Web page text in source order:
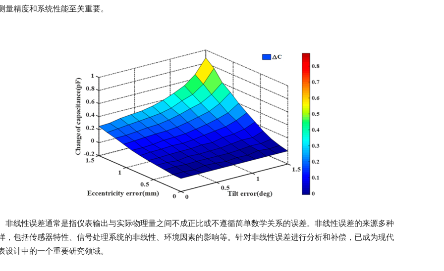
量精度和系统性能至关重要。
性误差通常是指仪表输出与实际物理量之间不成正比或不遵循简单数学关系的误差。非线性误差的来源多种
，包括传感器特性、信号处理系统的非线性、环境因素的影响等。针对非线性误差进行分析和补偿，已成为现代
设计中的一个重要研究领域。